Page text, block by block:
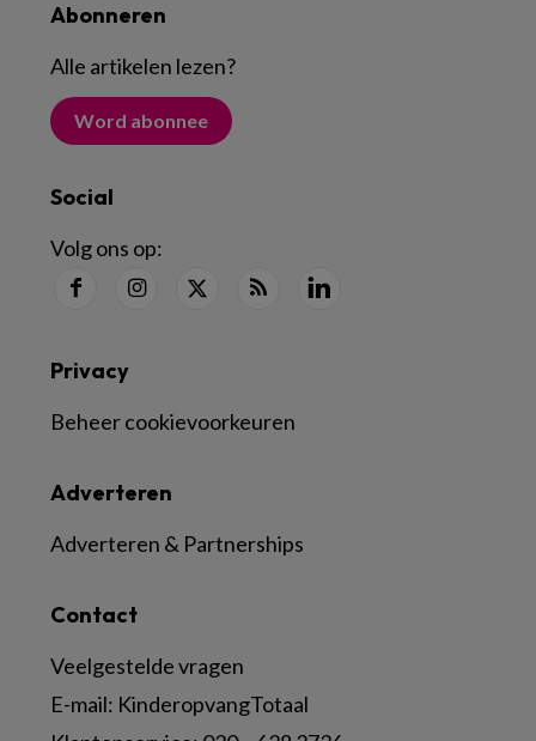
Abonneren
Alle artikelen lezen?
Word abonnee
Social
Volg ons op:
Contact
Veelgestelde vragen
E-mail: KinderopvangTotaal
Adverteren
Adverteren & Partnerships
Privacy
Beheer cookievoorkeuren